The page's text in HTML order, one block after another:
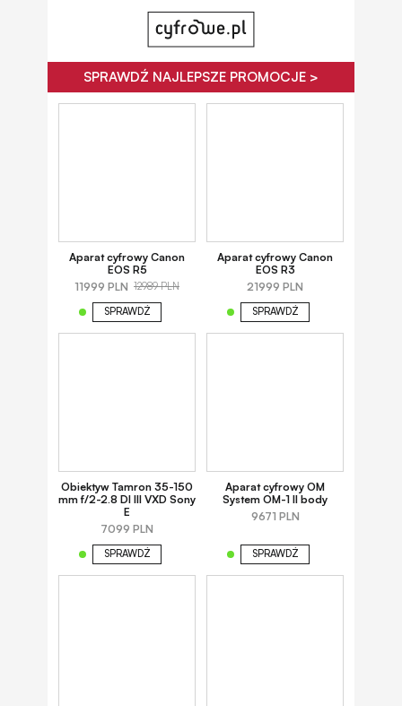
SPRAWDŹ NAJLEPSZE PROMOCJE >
Aparat cyfrowy Canon
EOS R5
11999 PLN 12989 PLN
SPRAWDŹ
Aparat cyfrowy Canon
EOS R3
21999 PLN
SPRAWDŹ
Obiektyw Tamron 35-150
mm f/2-2.8 DI III VXD Sony
E
7099 PLN
SPRAWDŹ
Aparat cyfrowy OM
System OM-1 II body
9671 PLN
SPRAWDŹ